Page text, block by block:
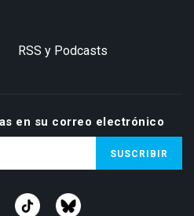
RSS y Podcasts
en su correo electrónico